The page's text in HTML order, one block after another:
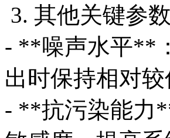
3. 其他关键参数
- **噪声水平**
出时保持相对
- **抗污染能力